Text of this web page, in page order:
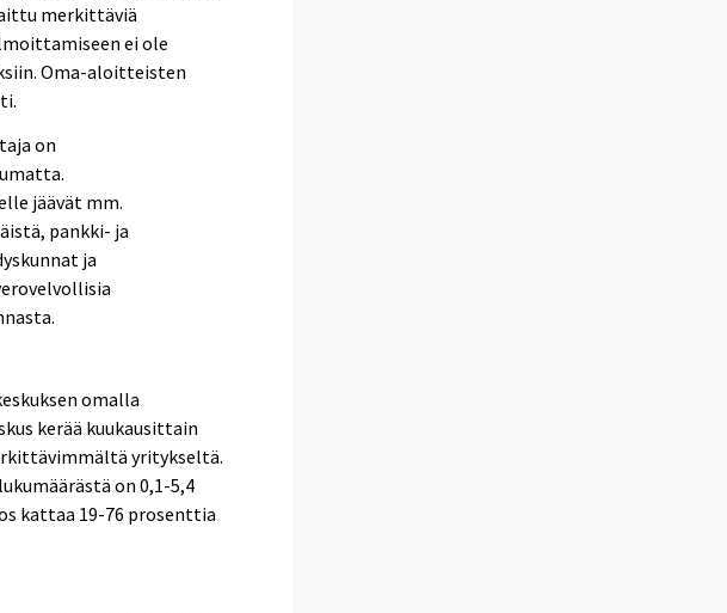
merkittäviä
ei ole
Oma-aloitteisten
on
jäävät mm.
pankki- ja
ja
omalla
kerää kuukausittain
yritykseltä.
on 0,1-5,4
kattaa 19-76 prosenttia